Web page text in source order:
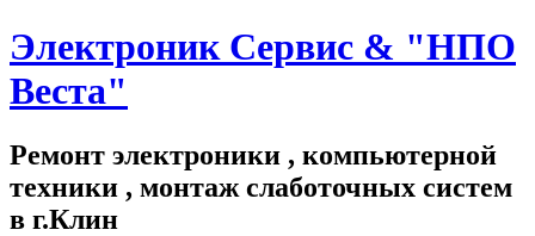
Электроник Сервис & "НПО
Веста"
Ремонт электроники , компьютерной
техники , монтаж слаботочных систем
в г.Клин